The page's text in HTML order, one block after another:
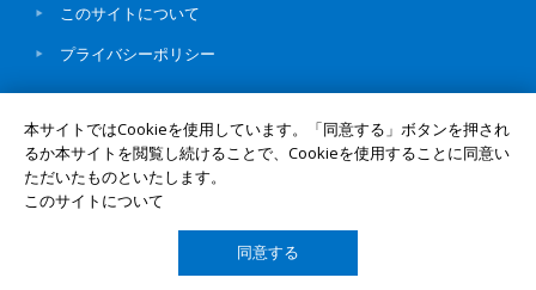
このサイトについて
プライバシーポリシー
© Okayama University
本サイトではCookieを使用しています。「同意する」ボタンを押され
るか本サイトを閲覧し続けることで、Cookieを使用することに同意い
ただいたものといたします。
このサイトについて
同意する